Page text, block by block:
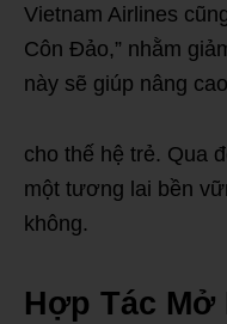
Vietnam Airlines
Côn Đảo,” nhằm
này sẽ giúp nâng
cho thế hệ trẻ. Qua
một tương lai bền
không.
Hợp Tác